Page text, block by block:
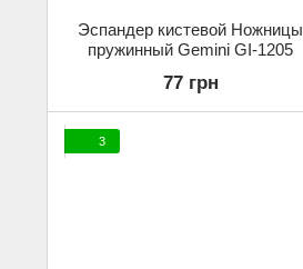
Эспандер кистевой Ножницы
пружинный Gemini GI-1205
77 грн
3